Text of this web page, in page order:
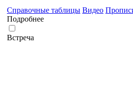
Справочные таблицы Видео
Подробнее
Встреча